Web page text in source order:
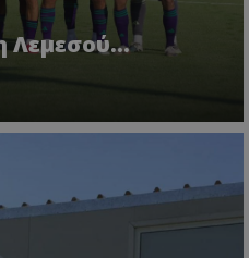
Λεμεσού...